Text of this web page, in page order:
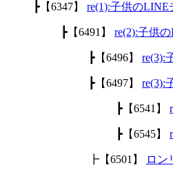
┣【6347】 re(1):子供のLINE
┣【6491】 re(2):子供
┣【6496】 re(3):
┣【6497】 re(3):
┣【6541】
┣【6545】
┣【6501】 ロン